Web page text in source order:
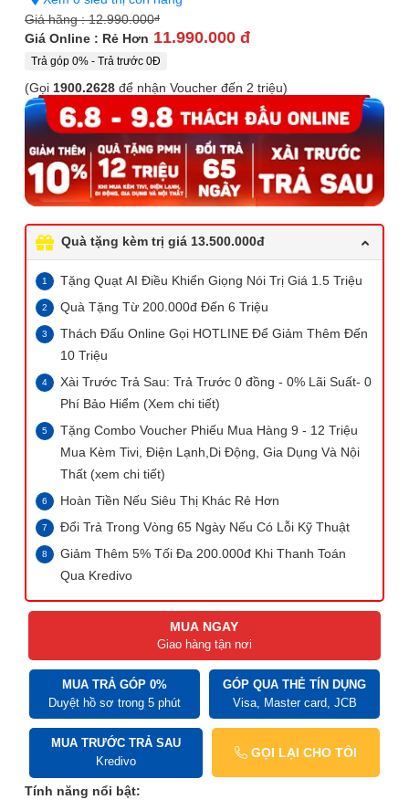
Giá hãng :12.990.000đ
Giá Online : Rẻ Hơn 11.990.000 đ
Trả góp 0% - Trả trước 0Đ
(Gọi 1900.2628 để nhận Voucher đến 2 triệu)
Quà tặng kèm trị giá 13.500.000đ
Tặng Quạt AI Điều Khiển Giọng Nói Trị Giá 1.5 Triệu
Quà Tặng Từ 200.000đ Đến 6 Triệu
Thách Đấu Online Gọi HOTLINE Để Giảm Thêm Đến
10 Triệu
Xài Trước Trả Sau: Trả Trước 0 đồng - 0% Lãi Suất- 0
Phí Bảo Hiểm (Xem chi tiết)
Tặng Combo Voucher Phiếu Mua Hàng 9 - 12 Triệu
Mua Kèm Tivi, Điện Lạnh,Di Động, Gia Dụng Và Nội
Thất (xem chi tiết)
Hoàn Tiền Nếu Siêu Thị Khác Rẻ Hơn
Đổi Trả Trong Vòng 65 Ngày Nếu Có Lỗi Kỹ Thuật
Giảm Thêm 5% Tối Đa 200.000đ Khi Thanh Toán
Qua Kredivo
MUA NGAY
Giao hàng tận nơi
MUA TRẢ GÓP 0%
Duyệt hồ sơ trong 5 phút
GÓP QUA THẺ TÍN DỤNG
Visa, Master card, JCB
MUA TRƯỚC TRẢ SAU
Kredivo
GỌI LẠI CHO TÔI
Tính năng nổi bật: